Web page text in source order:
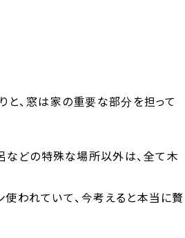
と、窓は家の重要な部分を担って
などの特殊な場所以外は、全て木
われていて、今考えると本当に贅